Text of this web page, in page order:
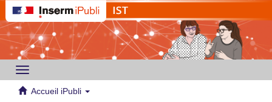
Toggle
navigation
Accueil iPubli